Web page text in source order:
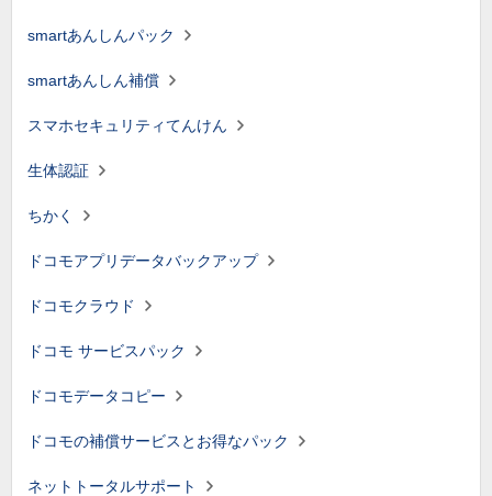
smartあんしんパック
smartあんしん補償
スマホセキュリティてんけん
生体認証
ちかく
ドコモアプリデータバックアップ
ドコモクラウド
ドコモ サービスパック
ドコモデータコピー
ドコモの補償サービスとお得なパック
ネットトータルサポート